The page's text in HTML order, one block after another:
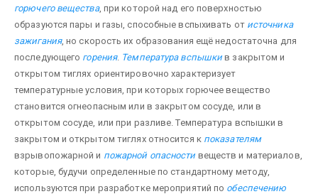
горючего вещества, при которой над его поверхностью
образуются пары и газы, способные вспыхивать от источника
зажигания, но скорость их образования ещё недостаточна для
последующего горения. Температура вспышкив закрытом и
открытом тиглях ориентировочно характеризует
температурные условия, при которых горючее вещество
становится огнеопасным или в закрытом сосуде, или в
открытом сосуде, или при разливе. Температура вспышки в
закрытом и открытом тиглях относится к показателям
взрывопожарной и пожарной опасностивеществ и материалов,
которые, будучи определенные по стандартному методу,
используются при разработке мероприятий по обеспечению